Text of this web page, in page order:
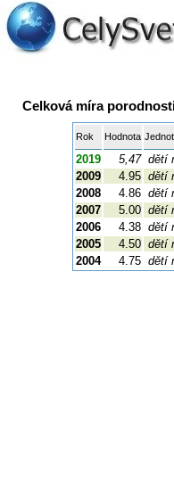
Celková míra
Rok Hodnota
2019 5,47 dětí
2009
4.95 dětí
2008
4.86 dětí
2007
5.00 dětí
2006
4.38 dětí
2005
4.50 dětí
2004
4.75 dětí